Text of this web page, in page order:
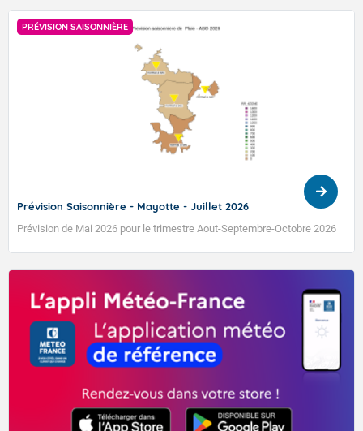
TENDANCE MÉTÉO MENSUELLE DU 27 AVRIL AU 24
L'objectif de cette tendance est de fournir sur les 4 prochaines
Accéder au site de Météo-France
PRÉVISION SAISONNIÈRE
Prévision Saisonnière - Mayotte - Juillet 2026
Prévision de Mai 2026 pour le trimestre Aout-Septembre-Octobre 2026